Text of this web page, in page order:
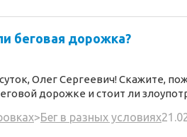
беговая дорожка?
Олег Сергеевич!Скажите,
дорожке и стоит ли
>Бег в разных условиях